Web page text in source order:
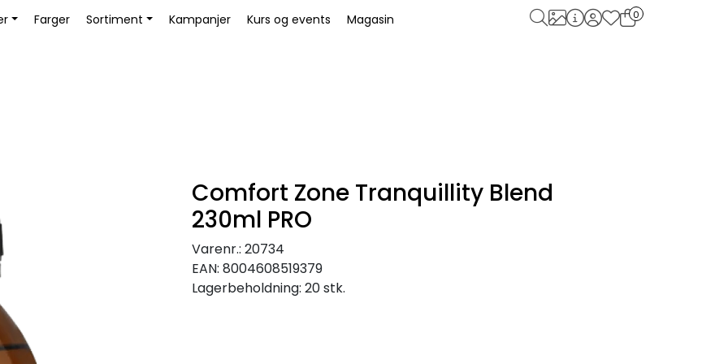
Book Educator
Farger Sortiment Kampanjer Kurs og events Magasin 0
Comfort Zone Tranquillity Blend
230ml PRO
Varenr.: 20734
EAN: 8004608519379
Lagerbeholdning: 20 stk.